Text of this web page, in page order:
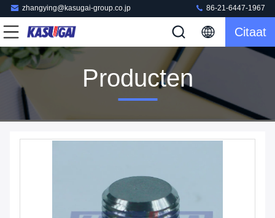
zhangying@kasugai-group.co.jp 86-21-6447-1967
Citaat
Producten